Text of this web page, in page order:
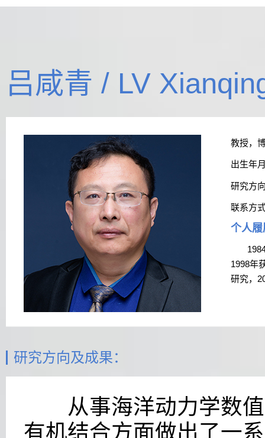
吕咸青 / LV
教授，
出生年
研究方
联系方
个人履
1998年
研究，
研究方向及成果：
从事海洋动力学数值
有机结合方面做出了一